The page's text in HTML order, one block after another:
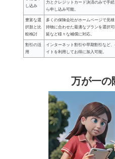
し込み
力とクレジットカード決済のみで手
ら申し込み可能。
豊富な選
択肢と比
較検討
多くの保険会社がホームページで見
持物に合わせた最適なプランを選択
延など様々な補償に対応。
割引の活
用
インターネット割引や早期割引など
イトを利用してお得に加入可能。
万が一の